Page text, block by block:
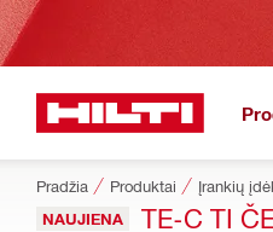
Pradžia Produktai Įrankių
NAUJIENA TE-C TI